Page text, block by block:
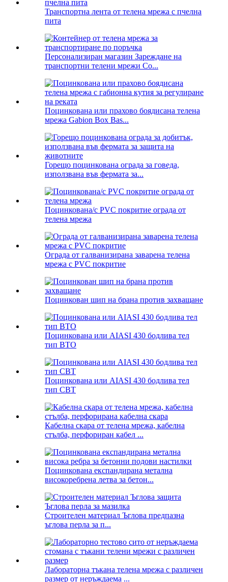
Транспортна лента от телена мрежа с пчелна
пита
Персонализиран магазин Зареждане на
транспортни телени мрежи Co...
Поцинкована или прахово боядисана телена
мрежа Gabion Box Bas...
Горещо поцинкована ограда за говеда,
използвана във фермата за...
Поцинкована/с PVC покритие ограда от
телена мрежа
Ограда от галванизирана заварена телена
мрежа с PVC покритие
Поцинкован шип на брана против захващане
Поцинкована или AIASI 430 бодлива тел
тип BTO
Поцинкована или AIASI 430 бодлива тел
тип CBT
Кабелна скара от телена мрежа, кабелна
стълба, перфориран кабел ...
Поцинкована експандирана метална
високоребрена летва за бетон...
Строителен материал Ъглова предпазна
ъглова перла за п...
Лабораторна тъкана телена мрежа с различен
размер от неръждаема ...